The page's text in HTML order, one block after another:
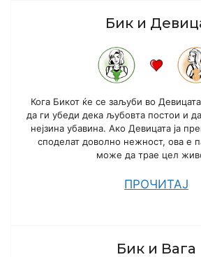
Бик и
Кога Бикот ќе се заљуби во
да ги убеди дека љубовта постои и
нејзина убавина. Ако Девицата ја
споделат доволно нежност, ова е
може да трае цел
ПРОЧИТАЈ
Бик и Вага